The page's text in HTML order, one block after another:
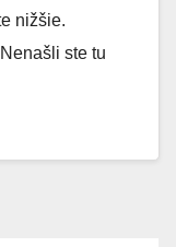
nižšie.
ste tu